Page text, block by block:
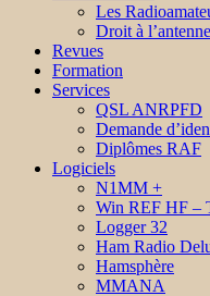
Les
Droit à l’antenne
Revues
Formation
Services
QSL ANRPFD
Demande
Diplômes RAF
Logiciels
N1MM +
Win REF HF –
Logger 32
Ham Radio
Hamsphère
MMANA